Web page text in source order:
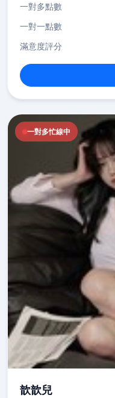
一對多點數
一對一點數
滿意度評分
一對多忙線中
歆歆兒